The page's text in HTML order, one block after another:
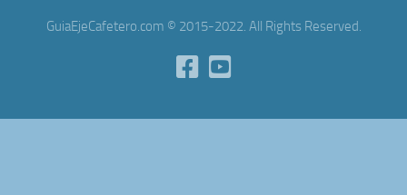
GuiaEjeCafetero.com © 2015-2022. All Rights Reserved.